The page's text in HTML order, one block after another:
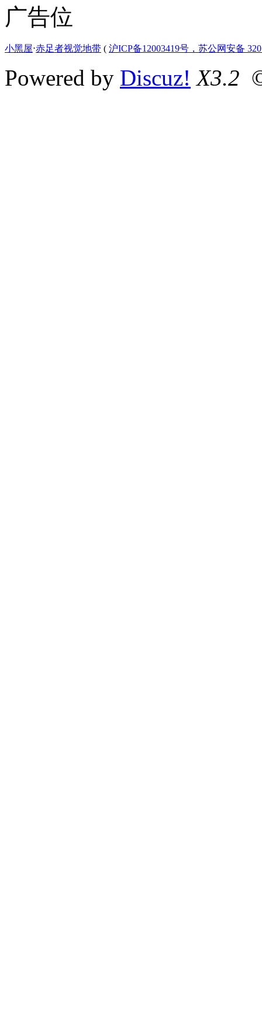
广告位
小黑屋⋅赤足者视觉地带 ( 沪ICP备12003419号，苏公网安备
Powered by Discuz! X3.2